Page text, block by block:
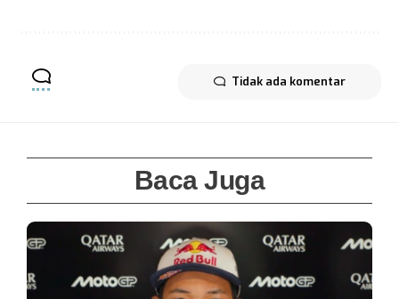
Tidak ada komentar
Baca Juga